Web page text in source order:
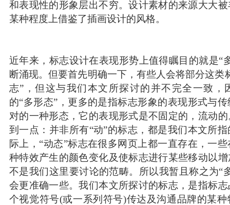
和表现性的形象层出不穷。设计素材的来源大大
某种程度上借鉴了插画设计的风格。
近年来，标志设计在表现形势上值得瞩目的就是“
断涌现。但要首先明确一下，有些人会将部分这类
志”，但这与我们本文所探讨的并不完全一致，
的“多形态”，更多的是指标志形象的表现形式与
对的一种形态，它的表现形式是不固定的，流动
到一点：并非所有“动”的标志，都是我们本文所
际上，“动态”标志在很多网页上都一直存在，一
种特效产生的颜色变化及使标志进行某些移动以
不是我们这里要讨论的范畴。所以我暂且称之为“
会更准确一些。我们本文所探讨的标志，是指标
个视觉符号(或一系列符号)传达及沟通品牌的某